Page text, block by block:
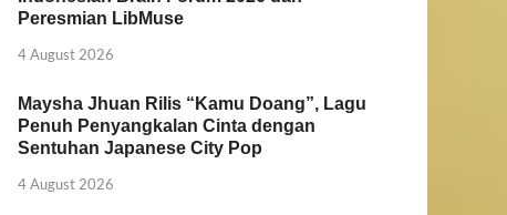
Peresmian LibMuse
4 August 2026
Maysha Jhuan Rilis “Kamu Doang”, Lagu
Penuh Penyangkalan Cinta dengan
Sentuhan Japanese City Pop
4 August 2026